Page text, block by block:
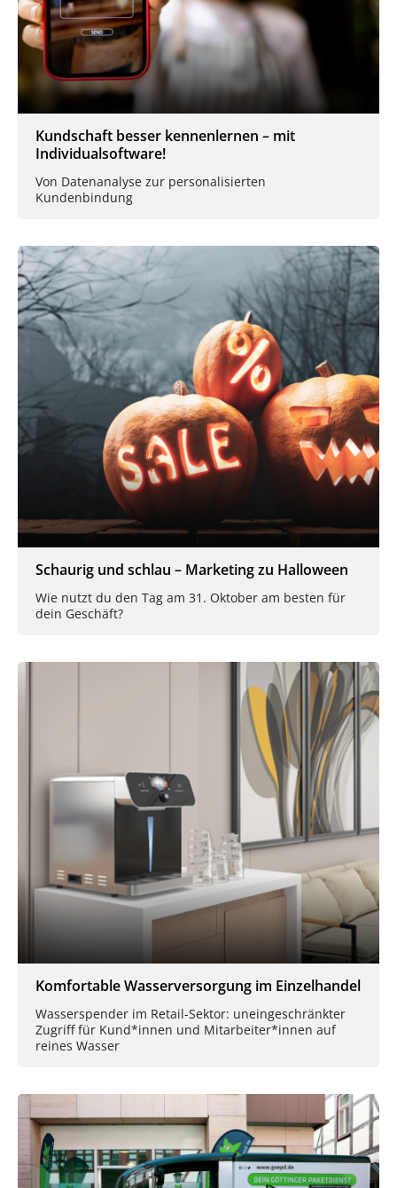
Kundschaft besser kennenlernen – mit
Individualsoftware!
Von Datenanalyse zur personalisierten
Kundenbindung
Schaurig und schlau – Marketing zu Halloween
Wie nutzt du den Tag am 31. Oktober am besten für
dein Geschäft?
Komfortable Wasserversorgung im Einzelhandel
Wasserspender im Retail-Sektor: uneingeschränkter
Zugriff für Kund*innen und Mitarbeiter*innen auf
reines Wasser